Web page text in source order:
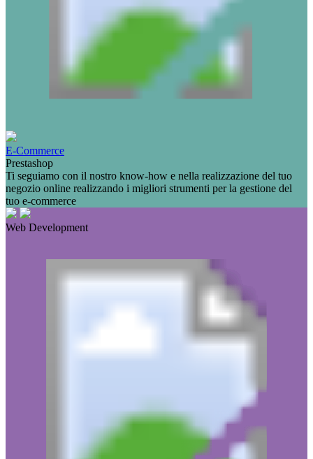
E-Commerce
Prestashop
Ti seguiamo con il nostro know-how e nella realizzazione del tuo
negozio online realizzando i migliori strumenti per la gestione del
tuo e-commerce
Web Development